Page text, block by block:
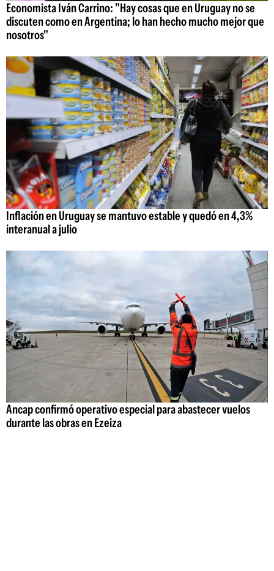
Economista Iván Carrino: "Hay cosas que en Uruguay no se
discuten como en Argentina; lo han hecho mucho mejor que
nosotros"
Inflación en Uruguay se mantuvo estable y quedó en 4,3%
interanual a julio
Ancap confirmó operativo especial para abastecer vuelos
durante las obras en Ezeiza